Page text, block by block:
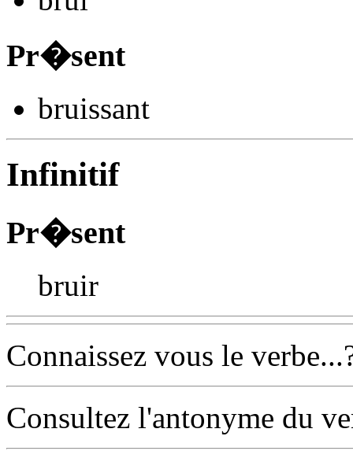
Pr�sent
bruissant
Infinitif
Pr�sent
bruir
Connaissez vous le
Consultez l'antonyme du